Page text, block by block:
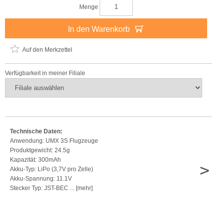
Menge
In den Warenkorb
Auf den Merkzettel
Verfügbarkeit in meiner Filiale
Technische Daten:
Anwendung: UMX 3S Flugzeuge
Produktgewicht: 24.5g
Kapazität: 300mAh
Akku-Typ: LiPo (3,7V pro Zelle)
Akku-Spannung: 11.1V
Stecker Typ: JST-BEC ... [mehr]
>